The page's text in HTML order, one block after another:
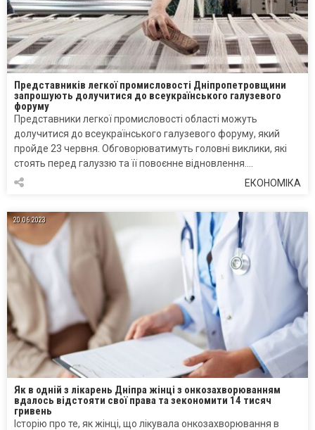
Представників легкої промисловості Дніпропетровщини
запрошують долучитися до всеукраїнського галузевого
форуму
Представники легкої промисловості області можуть
долучитися до всеукраїнського галузевого форуму, який
пройде 23 червня. Обговорюватимуть головні виклики, які
стоять перед галуззю та її повоєнне відновлення….
ЕКОНОМІКА
20.06.2023
Як в одній з лікарень Дніпра жінці з онкозахворюванням
вдалось відстояти свої права та зекономити 14 тисяч
гривень
Історію про те, як жінці, що лікувала онкозахворювання в